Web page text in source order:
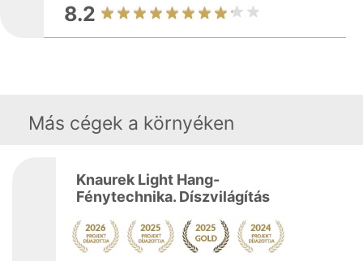
8.2
Más cégek a környéken
Knaurek Light Hang-
Fénytechnika. Díszvilágítás